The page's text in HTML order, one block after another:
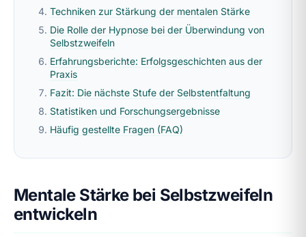
Techniken zur Stärkung der mentalen Stärke
Die Rolle der Hypnose bei der Überwindung von
Selbstzweifeln
Erfahrungsberichte: Erfolgsgeschichten aus der
Praxis
Fazit: Die nächste Stufe der Selbstentfaltung
Statistiken und Forschungsergebnisse
Häufig gestellte Fragen (FAQ)
Mentale Stärke bei Selbstzweifeln
entwickeln